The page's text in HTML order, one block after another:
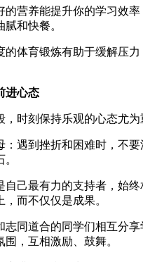
的营养能提升你的学习效
和快餐。
的体育锻炼有助于缓解压
进心态
时刻保持乐观的心态尤为
：遇到挫折和困难时，不
自己最有力的支持者，始
而不仅仅是成果。
志同道合的同学们相互分
，互相激励、鼓舞。